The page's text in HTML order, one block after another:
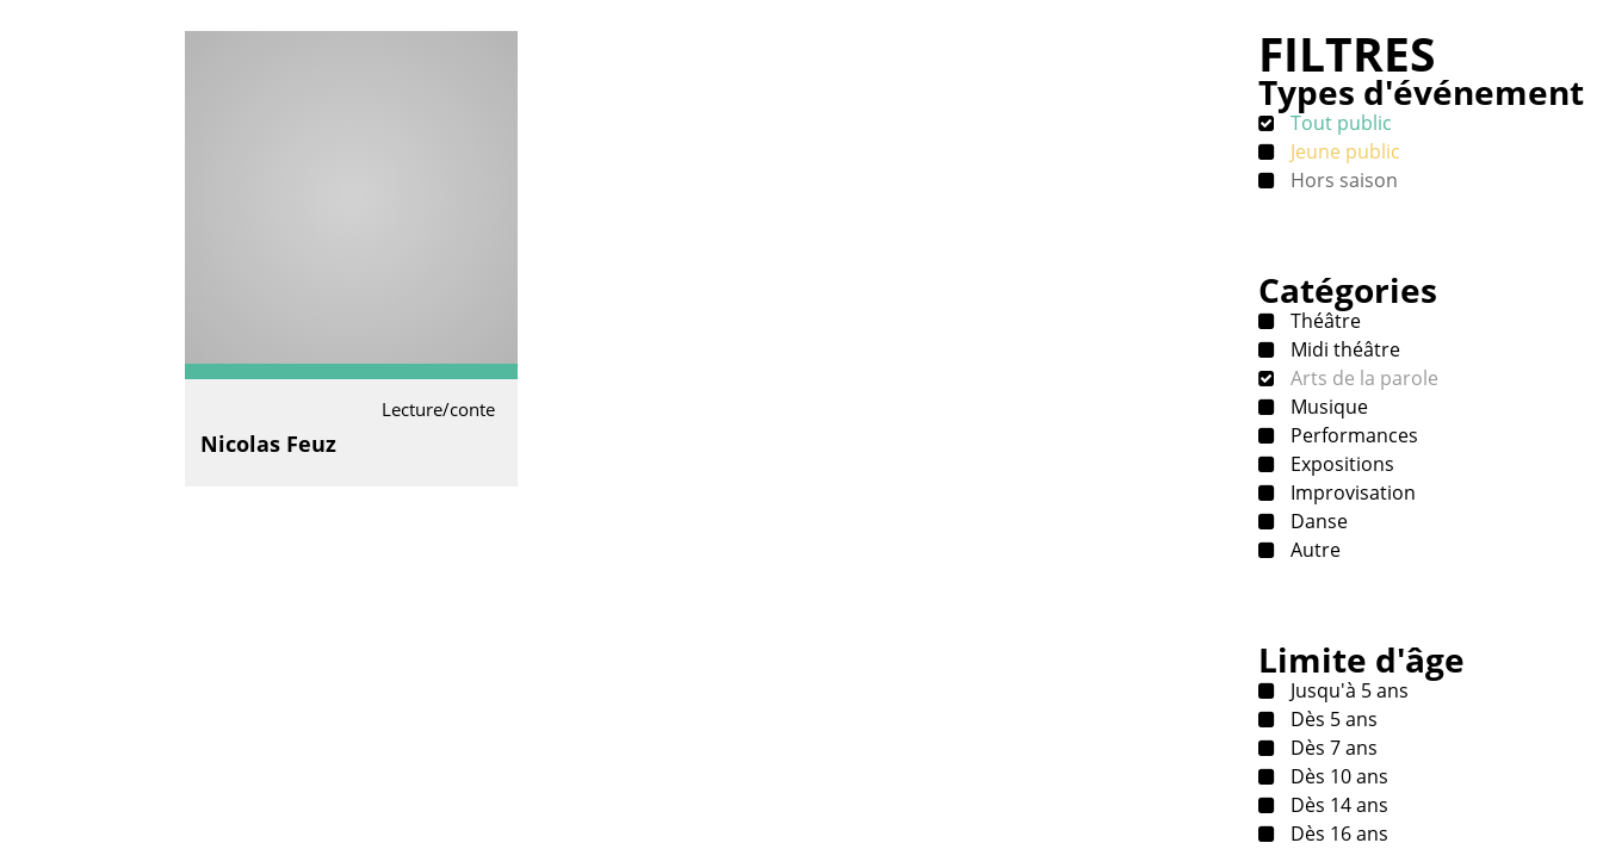
Lecture/conte
Nicolas Feuz
FILTRES
Types d'événement
Tout public
Jeune public
Hors saison
Catégories
Théâtre
Midi théâtre
Arts de la parole
Musique
Performances
Expositions
Improvisation
Danse
Autre
Limite d'âge
Jusqu'à 5 ans
Dès 5 ans
Dès 7 ans
Dès 10 ans
Dès 14 ans
Dès 16 ans